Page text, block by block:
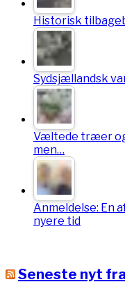
Historisk
Sydsjællandsk
Væltede træer
men…
Anmeldelse: En
nyere tid
Seneste nyt